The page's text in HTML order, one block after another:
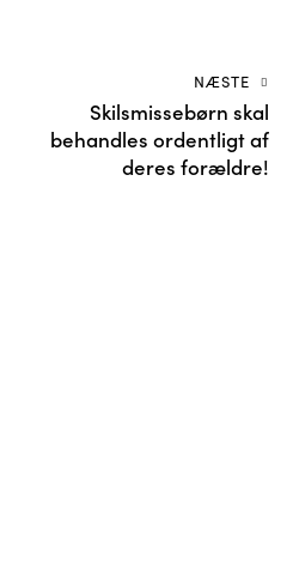
NÆSTE
Skilsmissebørn skal
behandles ordentligt af
deres forældre!